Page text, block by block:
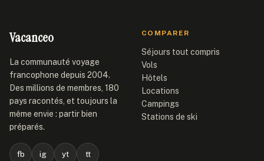
Vacanceo
La communauté voyage
francophone depuis 2004.
Des millions de membres, 180
pays racontés, et toujours la
même envie : partir bien
préparés.
fb ig yt tt
COMPARER
Séjours tout compris
Vols
Hôtels
Locations
Campings
Stations de ski